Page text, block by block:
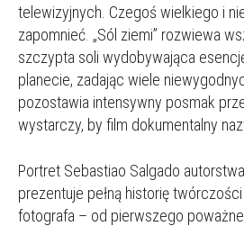
telewizyjnych. Czegoś wielkiego i
zapomnieć. „Sól ziemi” rozwiewa
szczypta soli wydobywająca
planecie, zadając wiele
pozostawia intensywny posmak
wystarczy, by film dokumentalny
Portret Sebastiao Salgado
prezentuje pełną historię
fotografa – od pierwszego